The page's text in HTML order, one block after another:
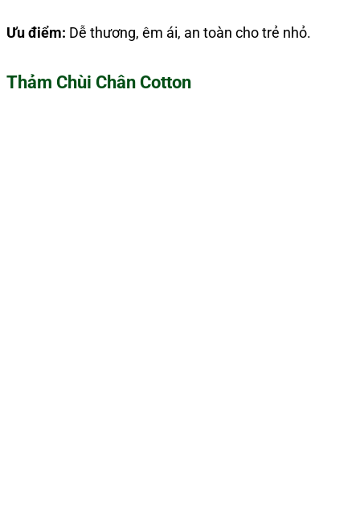
Ưu điểm: Dễ thương, êm ái, an toàn cho trẻ nhỏ.
Thảm Chùi Chân Cotton